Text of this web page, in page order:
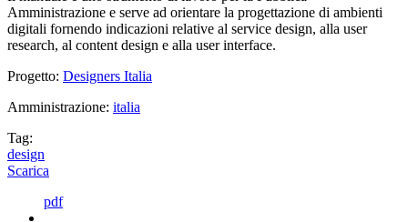
Amministrazione e serve ad orientare la progettazione di ambienti
digitali fornendo indicazioni relative al service design, alla user
research, al content design e alla user interface.
Progetto: Designers Italia
Amministrazione: italia
Tag:
design
Scarica
pdf